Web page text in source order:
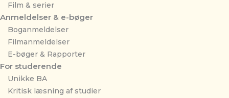
Film & serier
Anmeldelser & e-bøger
Boganmeldelser
Filmanmeldelser
E-bøger & Rapporter
For studerende
Unikke BA
Kritisk læsning af studier